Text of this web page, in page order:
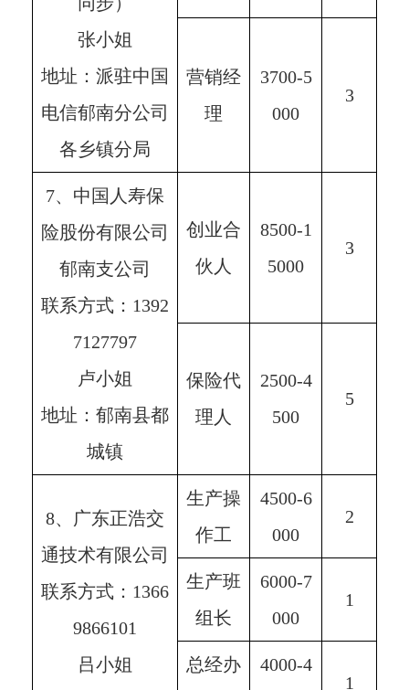
张小姐
地址：派驻中国
电信郁南分公司
各乡镇分局
营销经
理
3700-5
000
3
7、中国人寿保
险股份有限公司
郁南支公司
联系方式：1392
7127797
卢小姐
地址：郁南县都
城镇
创业合
伙人
8500-1
5000
3
保险代
理人
2500-4
500
5
8、广东正浩交
通技术有限公司
联系方式：1366
9866101
吕小姐
生产操
作工
4500-6
000
2
生产班
组长
6000-7
000
1
总经办
4000-4
1